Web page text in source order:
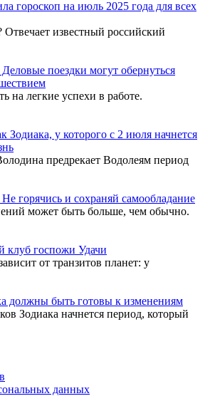
гороскоп на июль 2025 года для всех
известный российский
поездки могут обернуться
на легкие успехи в работе.
Зодиака, у которого с 2 июля начнется
предрекает Водолеям период
горячись и сохраняй самообладание
может быть больше, чем обычно.
клуб госпожи Удачи
от транзитов планет: у
должны быть готовы к изменениям
Зодиака начнется период, который
данных